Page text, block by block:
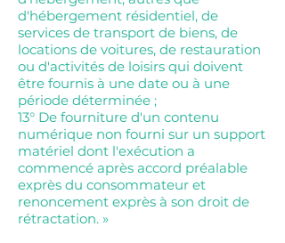
d'hébergement résidentiel, de
services de transport de biens, de
locations de voitures, de restauration
ou d'activités de loisirs qui doivent
être fournis à une date ou à une
période déterminée ;
13° De fourniture d'un contenu
numérique non fourni sur un support
matériel dont l'exécution a
commencé après accord préalable
exprès du consommateur et
renoncement exprès à son droit de
rétractation. »